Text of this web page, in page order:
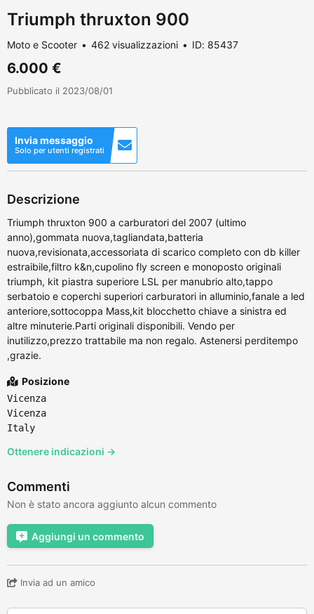
Triumph thruxton 900
Moto e Scooter 462 visualizzazioni ID: 85437
6.000 €
Pubblicato il 2023/08/01
Invia messaggio
Solo per utenti registrati
Descrizione
Triumph thruxton 900 a carburatori del 2007 (ultimo
anno),gommata nuova,tagliandata,batteria
nuova,revisionata,accessoriata di scarico completo con db killer
estraibile,filtro k&n,cupolino fly screen e monoposto originali
triumph, kit piastra superiore LSL per manubrio alto,tappo
serbatoio e coperchi superiori carburatori in alluminio,fanale a led
anteriore,sottocoppa Mass,kit blocchetto chiave a sinistra ed
altre minuterie.Parti originali disponibili. Vendo per
inutilizzo,prezzo trattabile ma non regalo. Astenersi perditempo
,grazie.
Posizione
Vicenza
Vicenza
Italy
Ottenere indicazioni →
Commenti
Non è stato ancora aggiunto alcun commento
Aggiungi un commento
Invia ad un amico